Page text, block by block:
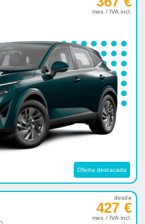
mes / IVA incl.
Oferta destacada
desde
427 €
mes / IVA incl.